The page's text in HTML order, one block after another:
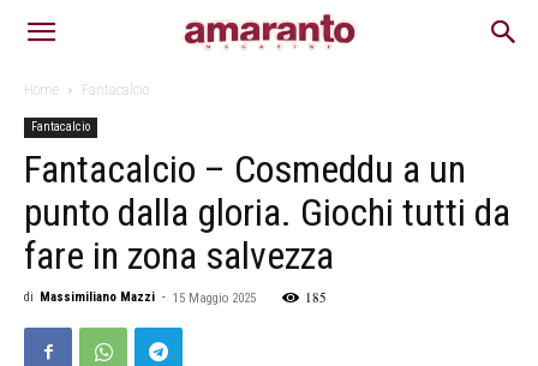
Home Fantacalcio
Fantacalcio
Fantacalcio – Cosmeddu a un
punto dalla gloria. Giochi tutti da
fare in zona salvezza
di Massimiliano Mazzi - 15 Maggio 2025 185